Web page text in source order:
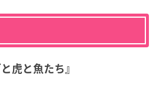
虎と魚たち』